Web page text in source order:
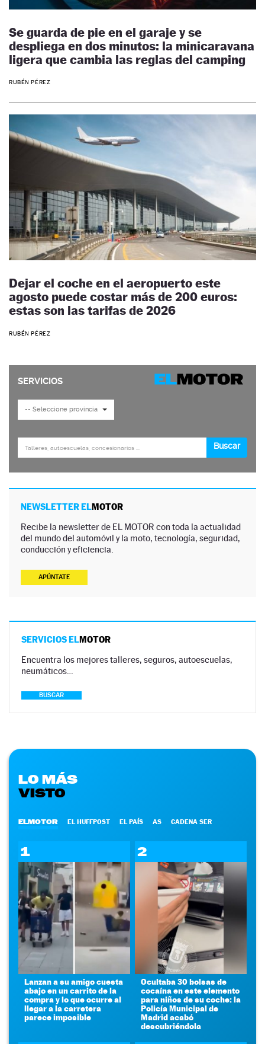
Se guarda de pie en el garaje y se
despliega en dos minutos: la minicaravana
ligera que cambia las reglas del camping
RUBÉN PÉREZ
Dejar el coche en el aeropuerto este
agosto puede costar más de 200 euros:
estas son las tarifas de 2026
RUBÉN PÉREZ
NEWSLETTER ELMOTOR
Recibe la newsletter de EL MOTOR con toda la actualidad
del mundo del automóvil y la moto, tecnología, seguridad,
conducción y eficiencia.
APÚNTATE
SERVICIOS ELMOTOR
Encuentra los mejores talleres, seguros, autoescuelas,
neumáticos…
BUSCAR
LO MÁS
VISTO
ELMOTOR EL HUFFPOST EL PAÍS AS CADENA SER
1
Lanzan a su amigo cuesta
abajo en un carrito de la
compra y lo que ocurre al
llegar a la carretera
parece imposible
2
Ocultaba 30 bolsas de
cocaína en este elemento
para niños de su coche: la
Policía Municipal de
Madrid acabó
descubriéndola